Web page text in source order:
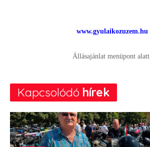
www.gyulaikozuzem.hu
Állásajánlat menüpont alatt.
Kapcsolódó hírek